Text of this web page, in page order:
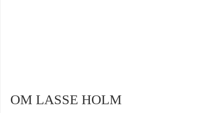
OM LASSE HOLM